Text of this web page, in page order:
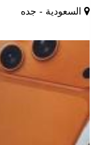
السعودية - جده